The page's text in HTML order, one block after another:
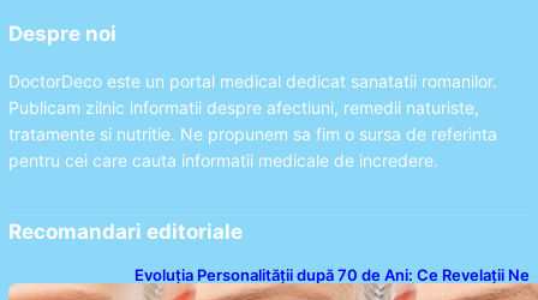
Despre noi
DoctorDeco este un portal medical dedicat sanatatii romanilor.
Publicam zilnic informatii despre afectiuni, remedii naturiste,
tratamente si nutritie. Ne propunem sa fim o sursa de referinta
pentru cei care cauta informatii medicale de incredere.
Recomandari editoriale
Evoluția Personalității după 70 de Ani: Ce Revelații Ne
Oferă Studiile Psihologice